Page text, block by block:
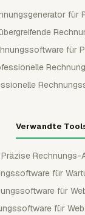
für
für
Verwandte
Präzise Rechnungs-
für
für
für